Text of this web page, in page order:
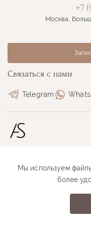
Связаться с нами
Telegram
+7
Москва,
Размерная сетка
Как проходит примерка
Anastasia Sutyrina © 2026
Мы используем
более